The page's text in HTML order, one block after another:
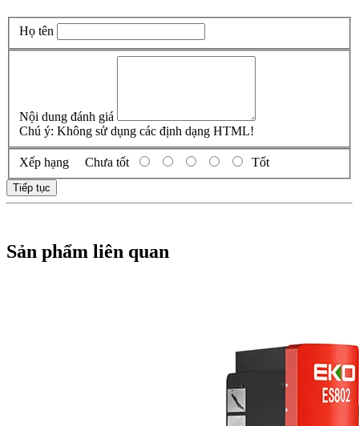
Họ tên
Nội dung đánh giá
Chú ý: Không sử dụng các định dạng HTML!
Xếp hạng Chưa tốt Tốt
Tiếp tục
Sản phẩm liên quan